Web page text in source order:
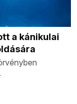
a kánikulai